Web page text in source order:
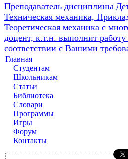
Преподаватель дисциплины
Техническая механика,
Теоретическая механика с
доцент, к.т.н. выполнит
соответствии с Вашими
Главная
Студентам
Школьникам
Статьи
Библиотека
Словари
Программы
Игры
Форум
Контакты